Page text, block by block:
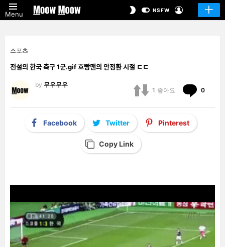
Menu
SWITCHNSFW
스포츠
전설의 한국 축구 1군.gif 호빵맨의 안정환 시절 ㄷㄷ
by 무우무우
1 좋아요 0
Facebook Twitter Pinterest
Copy Link